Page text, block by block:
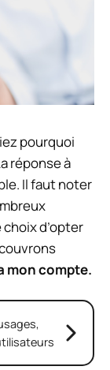
pourquoi
réponse à
Il faut noter
d’opter
mon compte.